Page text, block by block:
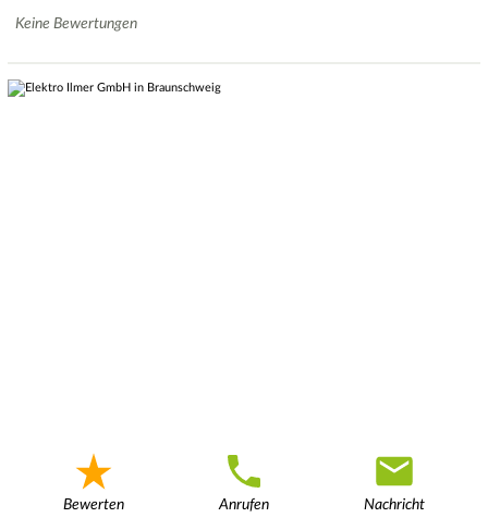
Keine Bewertungen
Bewerten Anrufen Nachricht